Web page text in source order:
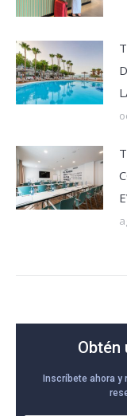
Obtén
Inscríbete ahora y